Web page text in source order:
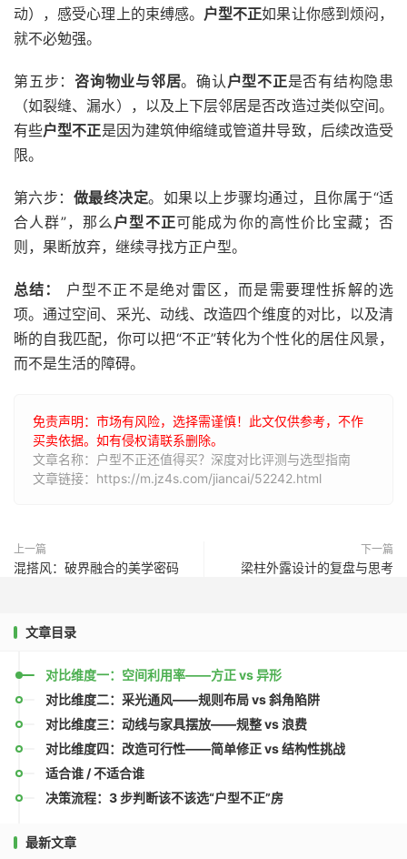
动），感受心理上的束缚感。 户型不正如果让你感到烦闷，
就不必勉强。
第五步： 咨询物业与邻居。确认户型不正是否有结构隐患
（如裂缝、漏水），以及上下层邻居是否改造过类似空间。
有些户型不正是因为建筑伸缩缝或管道井导致，后续改造受
限。
第六步： 做最终决定。如果以上步骤均通过，且你属于“适
合人群”，那么户型不正可能成为你的高性价比宝藏；否
则，果断放弃，继续寻找方正户型。
总结：
户型不正不是绝对雷区，而是需要理性拆解的选
项。通过空间、采光、动线、改造四个维度的对比，以及清
晰的自我匹配，你可以把“不正”转化为个性化的居住风景，
而不是生活的障碍。
免责声明：市场有风险，选择需谨慎！此文仅供参考，不作
买卖依据。如有侵权请联系删除。
文章名称：户型不正还值得买？深度对比评测与选型指南
文章链接：https://m.jz4s.com/jiancai/52242.html
上一篇
混搭风：破界融合的美学密码
下一篇
梁柱外露设计的复盘与思考
文章目录
对比维度一：空间利用率——方正 vs 异形
对比维度二：采光通风——规则布局 vs 斜角陷阱
对比维度三：动线与家具摆放——规整 vs 浪费
对比维度四：改造可行性——简单修正 vs 结构性挑战
适合谁 / 不适合谁
决策流程：3 步判断该不该选“户型不正”房
最新文章